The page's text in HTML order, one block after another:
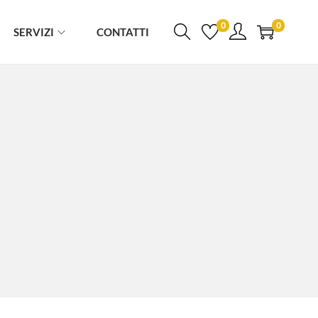
SERVIZI CONTATTI 0 0